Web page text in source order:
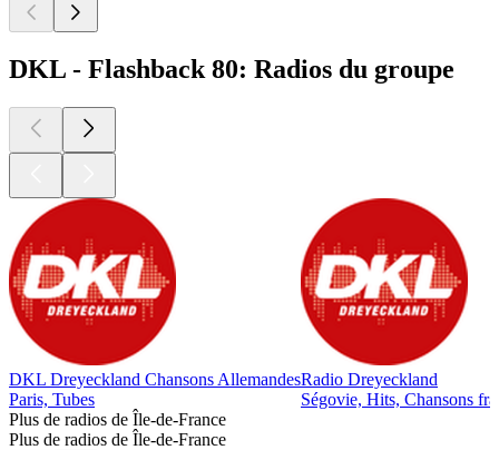
DKL - Flashback 80: Radios du groupe
DKL Dreyeckland Chansons Allemandes
Paris, Tubes
Radio Dreyeckland
Ségovie, Hits, Chansons
Plus de radios de Île-de-France
Plus de radios de Île-de-France